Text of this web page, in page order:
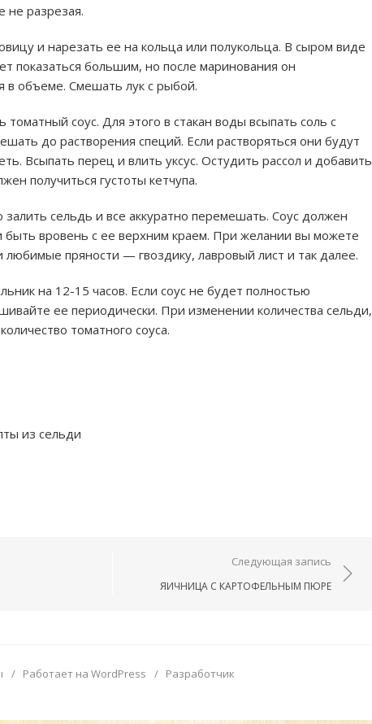
не разрезая.
и нарезать ее на кольца или полукольца. В сыром виде
показаться большим, но после маринования он
в объеме. Смешать лук с рыбой.
томатный соус. Для этого в стакан воды всыпать соль с
до растворения специй. Если растворяться они будут
Всыпать перец и влить уксус. Остудить рассол и добавить
получиться густоты кетчупа.
сельдь и все аккуратно перемешать. Соус должен
быть вровень с ее верхним краем. При желании вы можете
любимые пряности — гвоздику, лавровый лист и так далее.
на 12-15 часов. Если соус не будет полностью
ее периодически. При изменении количества сельди,
томатного соуса.
из сельди
Следующая запись
ЯИЧНИЦА С КАРТОФЕЛЬНЫМ ПЮРЕ
/ Работает на WordPress / Разработчик